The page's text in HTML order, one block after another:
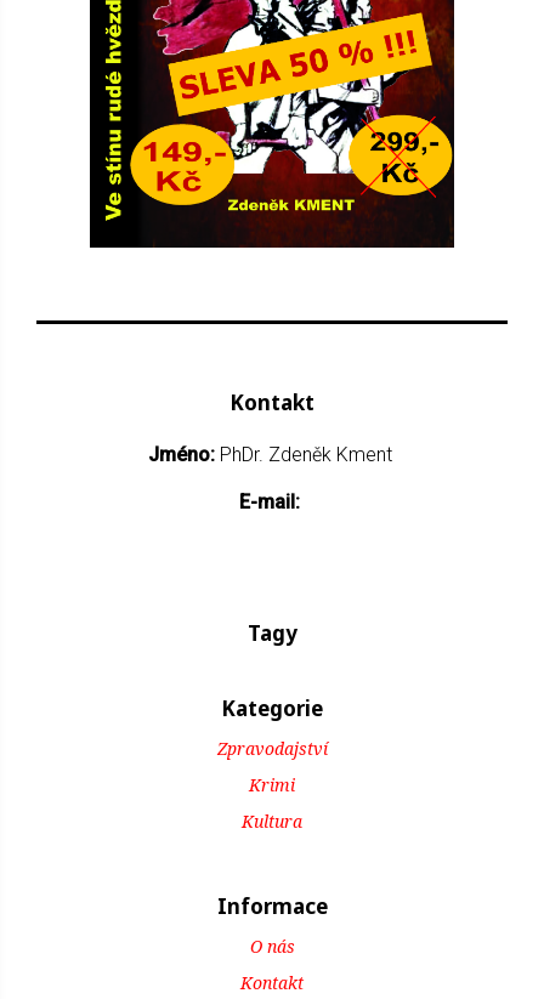
Kontakt
Jméno: PhDr. Zdeněk Kment
E-mail:
Tagy
Kategorie
Zpravodajství
Krimi
Kultura
Informace
O nás
Kontakt